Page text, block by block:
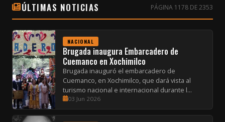
ÚLTIMAS NOTICIAS PÁGINA 1178 DE 2353
NACIONAL
Brugada inaugura Embarcadero de
Cuemanco en Xochimilco
Brugada inauguró el embarcadero de
Cuemanco, en Xochimilco, que dará vista al
turismo nacional e internacional durante l...
03 Jun 2026